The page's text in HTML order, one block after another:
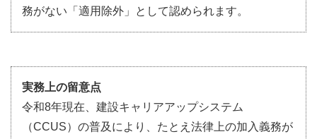
務がない「適用除外」として認められます。
実務上の留意点
令和8年現在、建設キャリアアップシステム
（CCUS）の普及により、たとえ法律上の加入義務が